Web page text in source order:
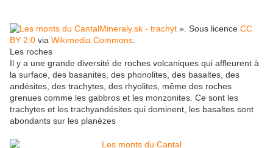
Mineraly.sk - trachyt ». Sous licence CC
BY 2.0 via Wikimedia Commons
Les roches
Il y a une grande diversité de roches volcaniques qui affleurent à
la surface, des basanites, des phonolites, des basaltes, des
andésites, des trachytes, des rhyolites, même des roches
grenues comme les gabbros et les monzonites. Ce sont les
trachytes et les trachyandésites qui dominent, les basaltes sont
abondants sur les planèzes